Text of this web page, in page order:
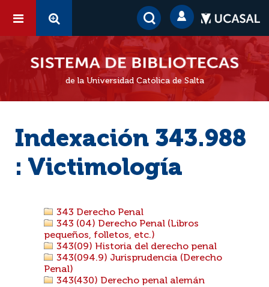
de la Universidad Católica de Salta
Indexación 343.988
: Victimología
343 Derecho Penal
343 (04) Derecho Penal (Libros
pequeños, folletos, etc.)
343(09) Historia del derecho penal
343(094.9) Jurisprudencia (Derecho
Penal)
343(430) Derecho penal alemán